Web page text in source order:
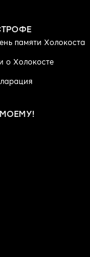
памяти Холокоста
о Холокосте